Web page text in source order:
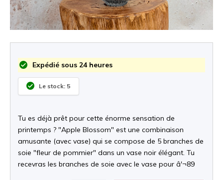
Expédié sous 24 heures
Le stock: 5
Tu es déjà prêt pour cette énorme sensation de
printemps ? "Apple Blossom" est une combinaison
amusante (avec vase) qui se compose de 5 branches de
soie "fleur de pommier" dans un vase noir élégant. Tu
recevras les branches de soie avec le vase pour â'¬89